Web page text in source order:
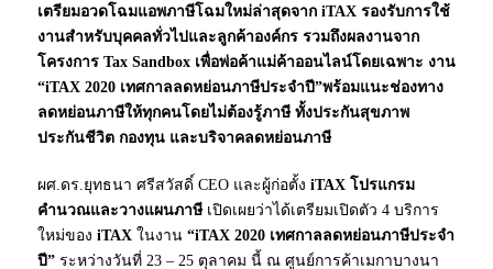
เตรียมอวดโฉมแอพภาษีโฉมใหม่ล่าสุดจาก iTAX รองรับการใช้
งานสำหรับบุคคลทั่วไปและลูกค้าองค์กร รวมถึงผลงานจาก
โครงการ Tax Sandbox เพื่อพ่อค้าแม่ค้าออนไลน์โดยเฉพาะ งาน
“iTAX 2020 เทศกาลลดหย่อนภาษีประจำปี”พร้อมแนะช่องทาง
ลดหย่อนภาษีให้ทุกคนโดยไม่ต้องรู้ภาษี ทั้งประกันสุขภาพ
ประกันชีวิต กองทุน และบริจาคลดหย่อนภาษี
ผศ.ดร.ยุทธนา ศรีสวัสดิ์ CEO และผู้ก่อตั้ง iTAX โปรแกรม
คำนวณและวางแผนภาษีเปิดเผยว่าได้เตรียมเปิดตัว 4 บริการ
ใหม่ของ iTAX ในงาน “iTAX 2020 เทศกาลลดหย่อนภาษีประจำ
ปี” ระหว่างวันที่ 23 – 25 ตุลาคม นี้ ณ ศูนย์การค้าเมกาบางนา